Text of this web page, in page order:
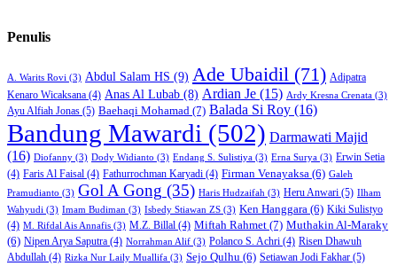
Penulis
A. Warits Rovi (3) Abdul Salam HS (9) Ade Ubaidil (71) Adipatra
Kenaro Wicaksana (4) Anas Al Lubab (8) Ardian Je (15) Ardy Kresna Crenata (3)
Ayu Alfiah Jonas (5) Baehaqi Mohamad (7) Balada Si Roy (16)
Bandung Mawardi (502) Darmawati Majid
(16) Diofanny (3) Dody Widianto (3) Endang S. Sulistiya (3) Erna Surya (3) Erwin Setia
(4) Faris Al Faisal (4) Fathurrochman Karyadi (4) Firman Venayaksa (6) Galeh
Pramudianto (3) Gol A Gong (35) Haris Hudzaifah (3) Heru Anwari (5) Ilham
Wahyudi (3) Imam Budiman (3) Isbedy Stiawan ZS (3) Ken Hanggara (6) Kiki Sulistyo
(4) M. Rifdal Ais Annafis (3) M.Z. Billal (4) Miftah Rahmet (7) Muthakin Al-Maraky
(6) Nipen Arya Saputra (4) Norrahman Alif (3) Polanco S. Achri (4) Risen Dhawuh
Abdullah (4) Rizka Nur Laily Muallifa (3) Sejo Qulhu (6) Setiawan Jodi Fakhar (5)